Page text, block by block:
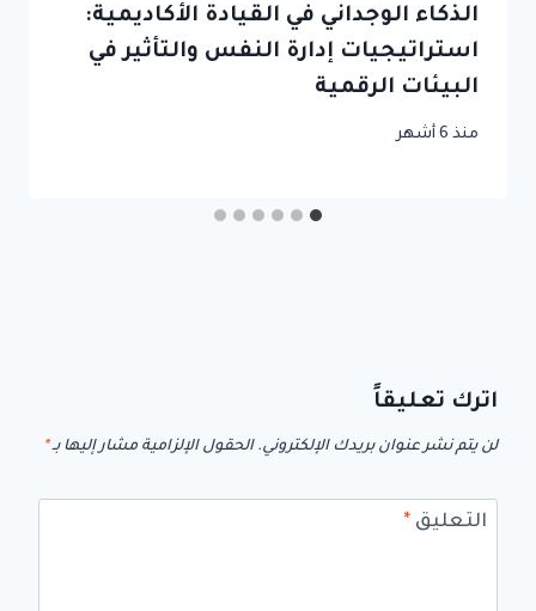
الذكاء الوجداني في القيادة الأكاديمية:
استراتيجيات إدارة النفس والتأثير في
البيئات الرقمية
منذ 6 أشهر
اترك تعليقاً
لن يتم نشر عنوان بريدك الإلكتروني. الحقول الإلزامية مشار إليها بـ*
التعليق *